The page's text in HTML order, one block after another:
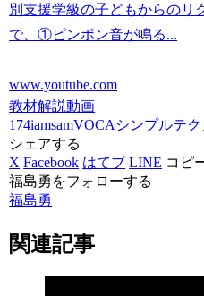
別支援学級の子どもからのリ
で、①ピンポン音が鳴る...
www.youtube.com
教材解説動画
174iamsamVOCA シンプルテ
シェアする
X Facebook はてブ LINE コピ
福島勇をフォローする
福島勇
関連記事